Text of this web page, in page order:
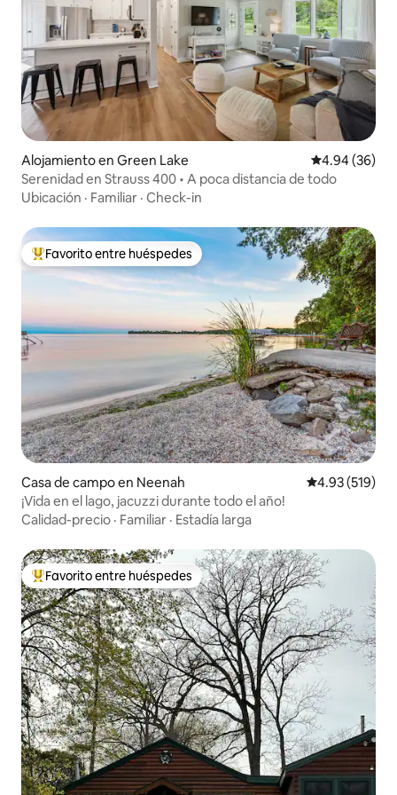
Alojamiento en Green Lake Calificación
4.94 (36)
Serenidad en Strauss 400 • A poca distancia de todo
Ubicación · Familiar · Check-in
Favorito entre huéspedes preferido
Favorito entre huéspedes
Casa de campo en Neenah Calificación
4.93 (519)
¡Vida en el lago, jacuzzi durante todo el año!
Calidad-precio · Familiar · Estadía larga
Favorito entre huéspedes preferido
Favorito entre huéspedes